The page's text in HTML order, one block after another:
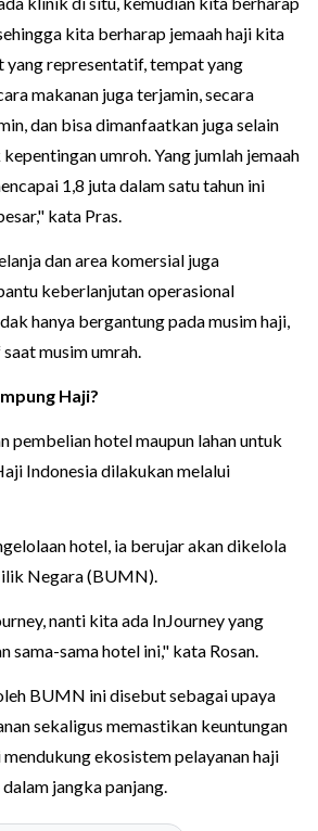
kita berharap jemaah haji kita
representatif, tempat yang
makanan juga terjamin, secara
dan bisa dimanfaatkan juga selain
umroh. Yang jumlah jemaah
1,8 juta dalam satu tahun ini
kata Pras.
dan area komersial juga
keberlanjutan operasional
hanya bergantung pada musim haji,
musim umrah.
Haji?
pembelian hotel maupun lahan untuk
Indonesia dilakukan melalui
hotel, ia berujar akan dikelola
Negara (BUMN).
nanti kita ada InJourney yang
sama-sama hotel ini," kata Rosan.
BUMN ini disebut sebagai upaya
sekaligus memastikan keuntungan
ekosistem pelayanan haji
jangka panjang.